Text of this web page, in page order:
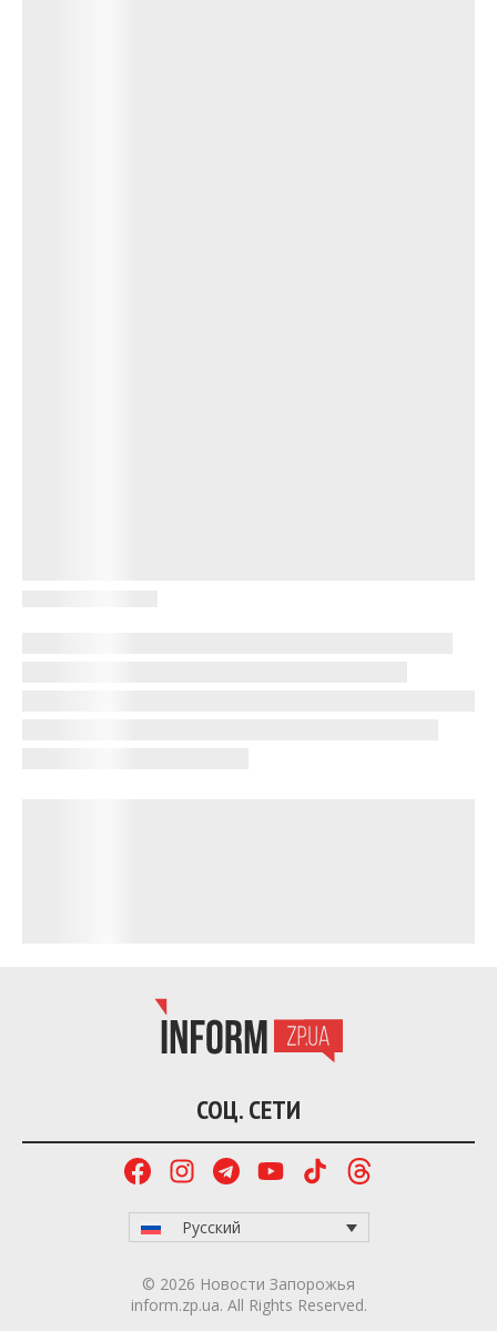
СОЦ. СЕТИ
Русский
© 2026 Новости Запорожья
inform.zp.ua. All Rights Reserved.